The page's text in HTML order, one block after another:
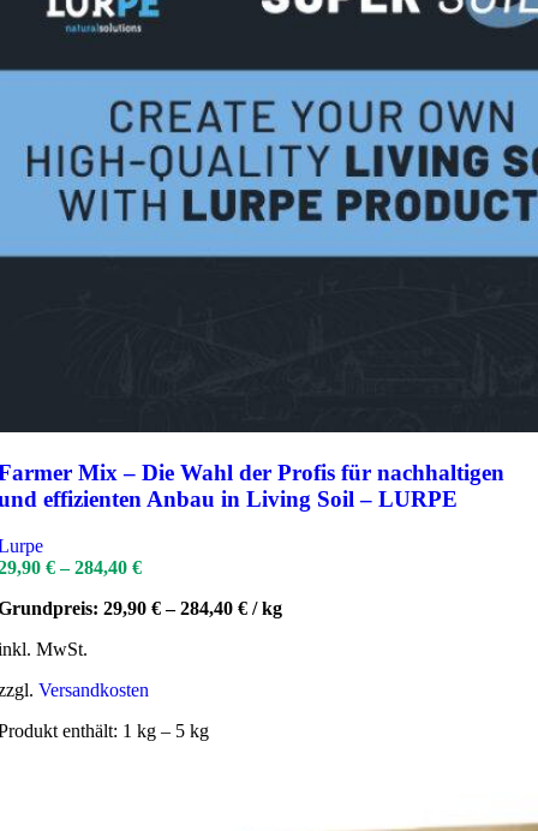
Mix – Die Wahl der Profis für nachhaltigen
effizienten Anbau in Living Soil – LURPE
€–284,40 €
29,90 €–284,40 € /kg
MwSt.
Versandkosten
enthält: 1 kg – 5 kg